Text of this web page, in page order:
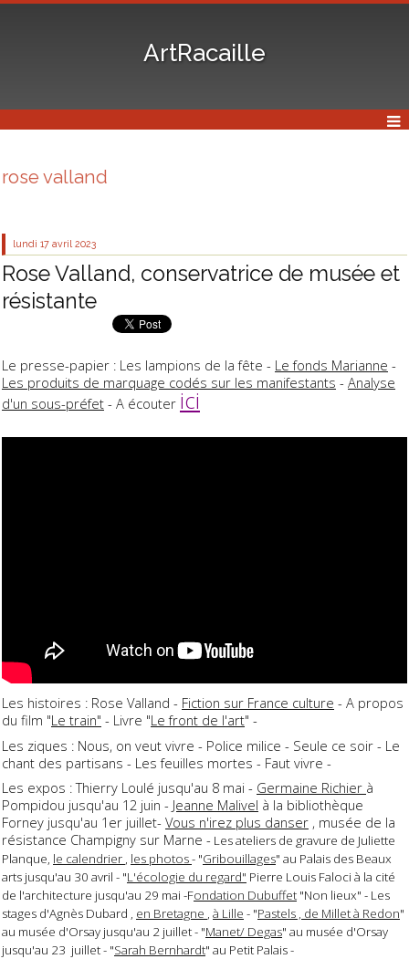
ArtRacaille
rose valland
lundi 17 avril 2023
Rose Valland, conservatrice de musée et
résistante
Le presse-papier : Les lampions de la fête - Le fonds Marianne -
Les produits de marquage codés sur les manifestants - Analyse
d'un sous-préfet - A écouter ici
Les histoires : Rose Valland - Fiction sur France culture - A propos
du film "Le train" - Livre "Le front de l'art" -
Les ziques : Nous, on veut vivre - Police milice - Seule ce soir - Le
chant des partisans - Les feuilles mortes - Faut vivre -
Les expos : Thierry Loulé jusqu'au 8 mai - Germaine Richier à
Pompidou jusqu'au 12 juin - Jeanne Malivel à la bibliothèque
Forney jusqu'au 1er juillet- Vous n'irez plus danser , musée de la
résistance Champigny sur Marne - Les ateliers de gravure de Juliette
Planque, le calendrier , les photos- "Gribouillages" au Palais des Beaux
arts jusqu'au 30 avril - "L'écologie du regard" Pierre Louis Faloci à la cité
de l'architecture jusqu'au 29 mai -Fondation Dubuffet "Non lieux" - Les
stages d'Agnès Dubard , en Bretagne , à Lille - "Pastels , de Millet à Redon"
au musée d'Orsay jusqu'au 2 juillet - "Manet/ Degas" au musée d'Orsay
jusqu'au 23 juillet - "Sarah Bernhardt" au Petit Palais -